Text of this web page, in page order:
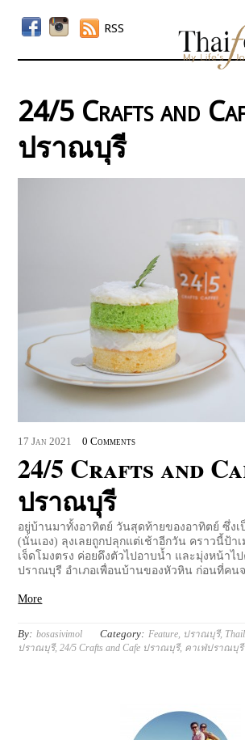
RSS
24/5 Crafts and
ปราณบุรี
17 Jan 2021 0 Comments
24/5 Crafts and
ปราณบุรี
อยู่บ้านมาทั้งอาทิตย์ วันสุดท้ายของอาทิตย์ ซึ่ง
(นั่นเอง) ลุงเลยถูกปลุกแต่เช้าอีกวัน คราวนี้ป้า
เจ็ดโมงตรง ค่อยดึงตัวไปอาบน้ำ และมุ่งหน้าไ
ปราณบุรี อำเภอเพื่อนบ้านของหัวหิน ก่อนที่คนจ
More
By: bosasivimol Category: Feature ปราณบุรี,
ปราณบุรี, 24/5 Crafts and Cafe ปราณบุรี, คาเฟ่ปราณบุรี